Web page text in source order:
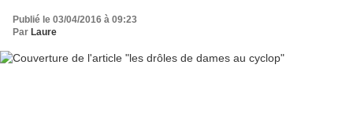
Publié le 03/04/2016 à 09:23
Par Laure